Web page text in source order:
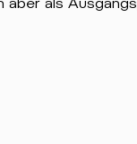
an.